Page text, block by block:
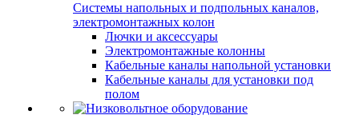
Системы напольных и подпольных каналов,
электромонтажных колон
Лючки и аксессуары
Электромонтажные колонны
Кабельные каналы напольной установки
Кабельные каналы для установки под
полом